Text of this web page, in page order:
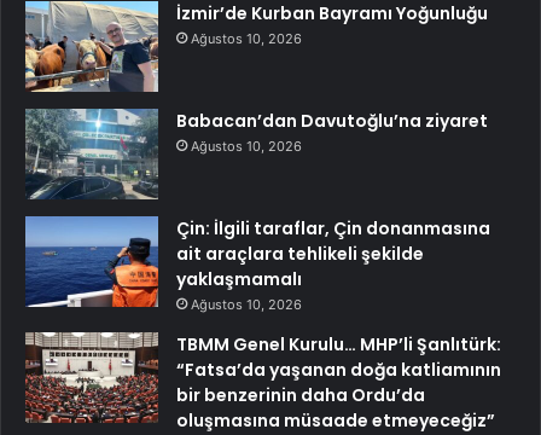
İzmir’de Kurban Bayramı Yoğunluğu
Ağustos 10, 2026
Babacan’dan Davutoğlu’na ziyaret
Ağustos 10, 2026
Çin: İlgili taraflar, Çin donanmasına
ait araçlara tehlikeli şekilde
yaklaşmamalı
Ağustos 10, 2026
TBMM Genel Kurulu… MHP’li Şanlıtürk:
“Fatsa’da yaşanan doğa katliamının
bir benzerinin daha Ordu’da
oluşmasına müsaade etmeyeceğiz”